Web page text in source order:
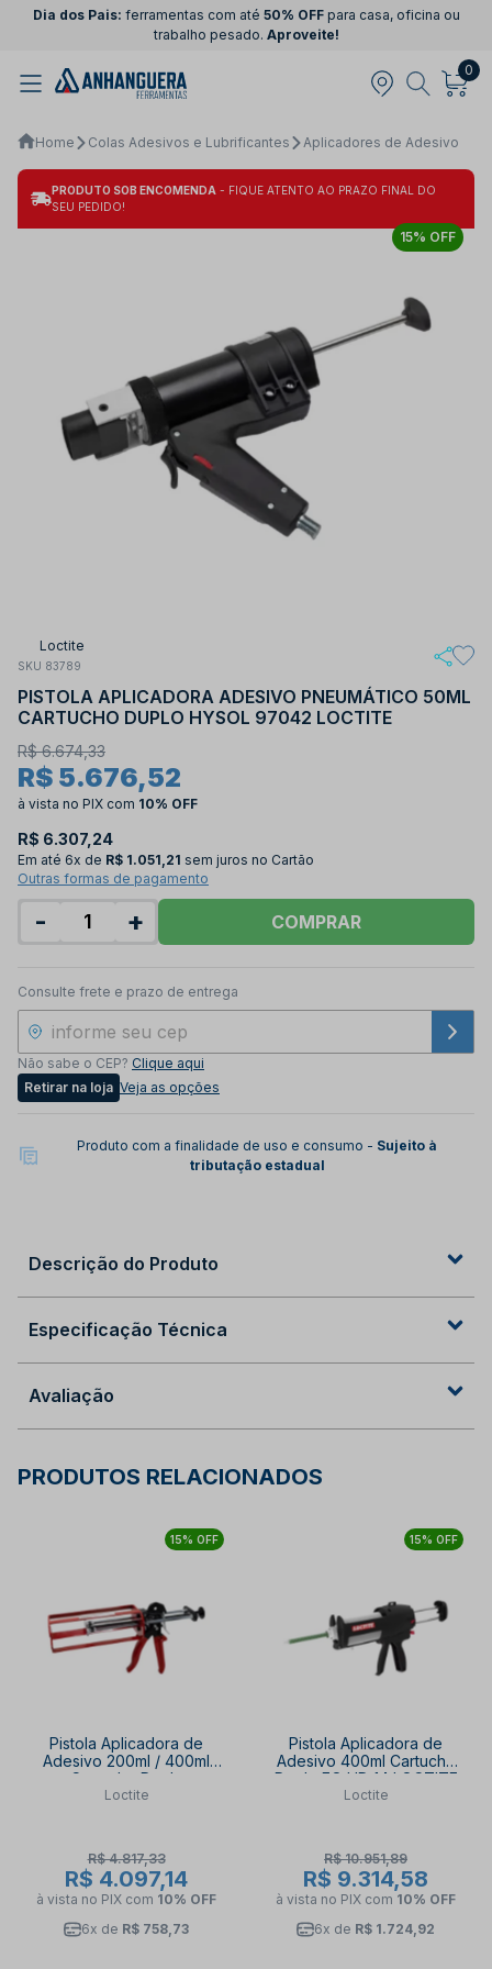
Dia dos Pais: ferramentas com até 50% OFFpara casa, oficina ou
trabalho pesado. Aproveite!
0
Home Colas Adesivos e Lubrificantes Aplicadores de Adesivo
PRODUTO SOB ENCOMENDA - FIQUE ATENTO AO PRAZO FINAL DO
SEU PEDIDO!
15% OFF
Loctite
SKU 83789
PISTOLA APLICADORA ADESIVO PNEUMÁTICO 50ML
CARTUCHO DUPLO HYSOL 97042 LOCTITE
R$ 6.674,33
R$ 5.676,52
à vista no PIX com 10% OFF
R$ 6.307,24
Em até 6x de R$ 1.051,21 sem juros no Cartão
Outras formas de pagamento
- + COMPRAR
Consulte frete e prazo de entrega
Não sabe o CEP? Clique aqui
Retirar na loja Veja as opções
Produto com a finalidade de uso e consumo - Sujeito à
tributação estadual
Descrição do Produto
Especificação Técnica
Avaliação
PRODUTOS RELACIONADOS
15% OFF
Pistola Aplicadora de
Adesivo 200ml / 400ml
Cartucho Duplo
FIXMASTER LOCTITE
Loctite
R$ 4.817,33
R$ 4.097,14
à vista no PIX com 10% OFF
6x de R$ 758,73
15% OFF
Pistola Aplicadora de
Adesivo 400ml Cartucho
Duplo EQ HD 14 LOCTITE
Loctite
R$ 10.951,89
R$ 9.314,58
à vista no PIX com 10% OFF
6x de R$ 1.724,92